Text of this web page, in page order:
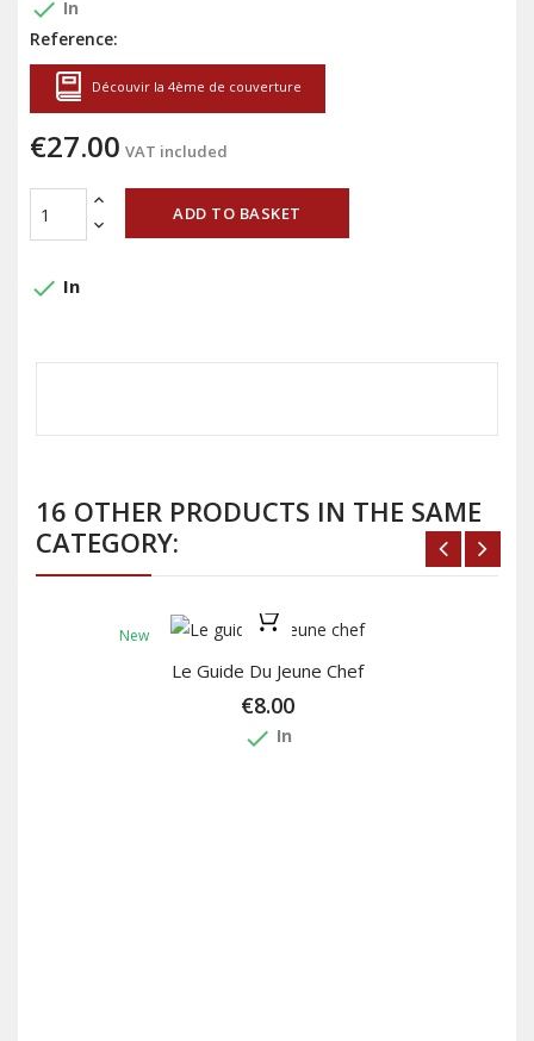
done In
Reference:
Découvir la 4ème de couverture
€27.00 VAT included
ADD TO BASKET
done In
16 OTHER PRODUCTS IN THE SAME
CATEGORY:
New
Le Guide Du Jeune Chef
€8.00
done In